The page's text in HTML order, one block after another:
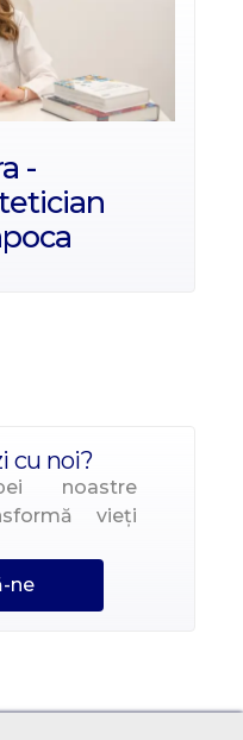
-
cu noi?
noastre
vieți
ne